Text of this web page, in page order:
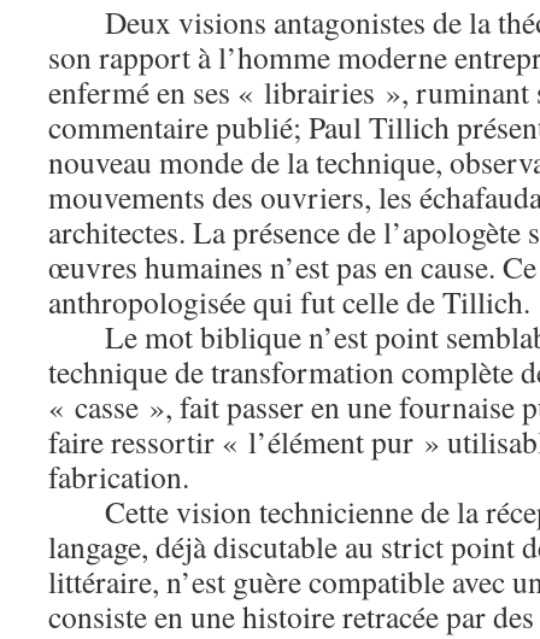
Deux visions antagonistes de la
son rapport à l’homme moderne
enfermé en ses « librairies », ruminant
commentaire publié; Paul Tillich
nouveau monde de la technique,
mouvements des ouvriers, les
architectes. La présence de l’apologète
œuvres humaines n’est pas en cause.
anthropologisée qui fut celle de Tillich.
Le mot biblique n’est point
technique de transformation complète
« casse », fait passer en une fournaise
faire ressortir « l’élément pur »
fabrication.
Cette vision technicienne de la
langage, déjà discutable au strict point
littéraire, n’est guère compatible avec
consiste en une histoire retracée par